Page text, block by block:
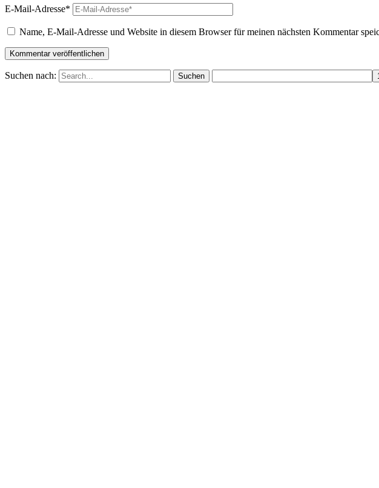
E-Mail-Adresse*
Name, E-Mail-Adresse und Website in diesem Browser für meinen nächsten Kommentar
Suchen nach: